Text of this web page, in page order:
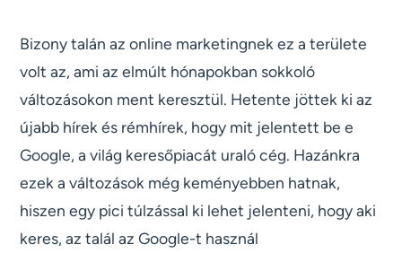
Bizony talán az online marketingnek ez a területe
volt az, ami az elmúlt hónapokban sokkoló
változásokon ment keresztül. Hetente jöttek ki az
újabb hírek és rémhírek, hogy mit jelentett be e
Google, a világ keresőpiacát uraló cég. Hazánkra
ezek a változások még keményebben hatnak,
hiszen egy pici túlzással ki lehet jelenteni, hogy aki
keres, az talál az Google-t használ